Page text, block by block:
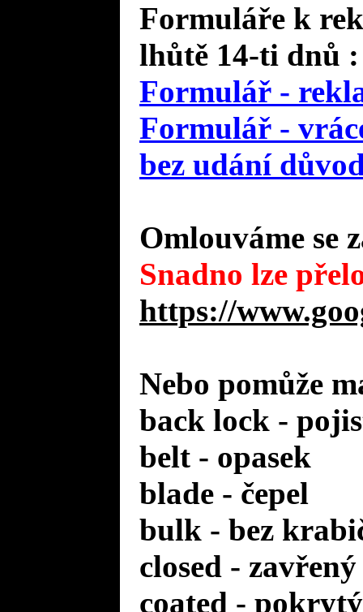
Formuláře k
lhůtě 14-ti dnů :
Formulář -
Formulář -
bez udání
Omlouváme se
Snadno lze
https://
Nebo pomůže
back lock -
belt - opasek
blade - čepel
bulk - bez
closed - zavřený
coated -